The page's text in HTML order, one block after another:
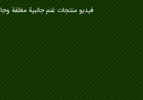
فيديو منتجات غنم جانبية مغلفة